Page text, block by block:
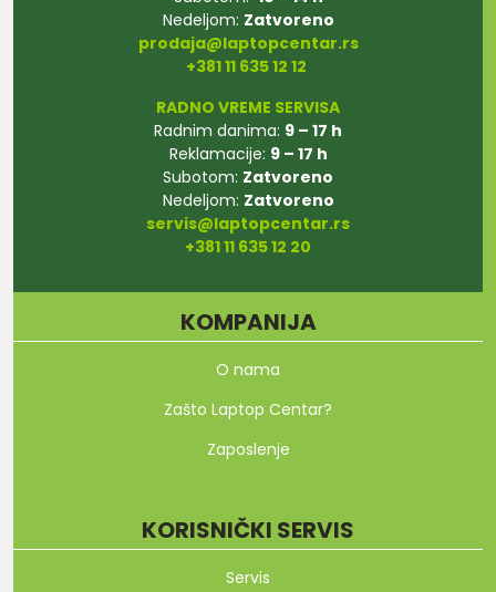
Nedeljom: Zatvoreno
prodaja@laptopcentar.rs
+381 11 635 12 12
RADNO VREME SERVISA
Radnim danima: 9 – 17 h
Reklamacije: 9 – 17 h
Subotom: Zatvoreno
Nedeljom: Zatvoreno
servis@laptopcentar.rs
+381 11 635 12 20
KOMPANIJA
O nama
Zašto Laptop Centar?
Zaposlenje
KORISNIČKI SERVIS
Servis